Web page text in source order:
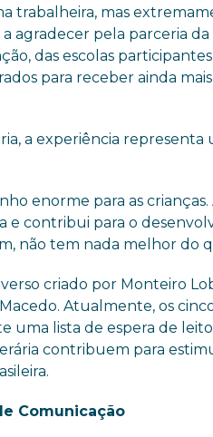
trabalheira, mas
agradecer pela parceria
das escolas
para receber ainda mais
a experiência
enorme para as
e contribui para o
não tem nada melhor do
criado por Monteiro
Atualmente, os
uma lista de espera de
contribuem para
Comunicação